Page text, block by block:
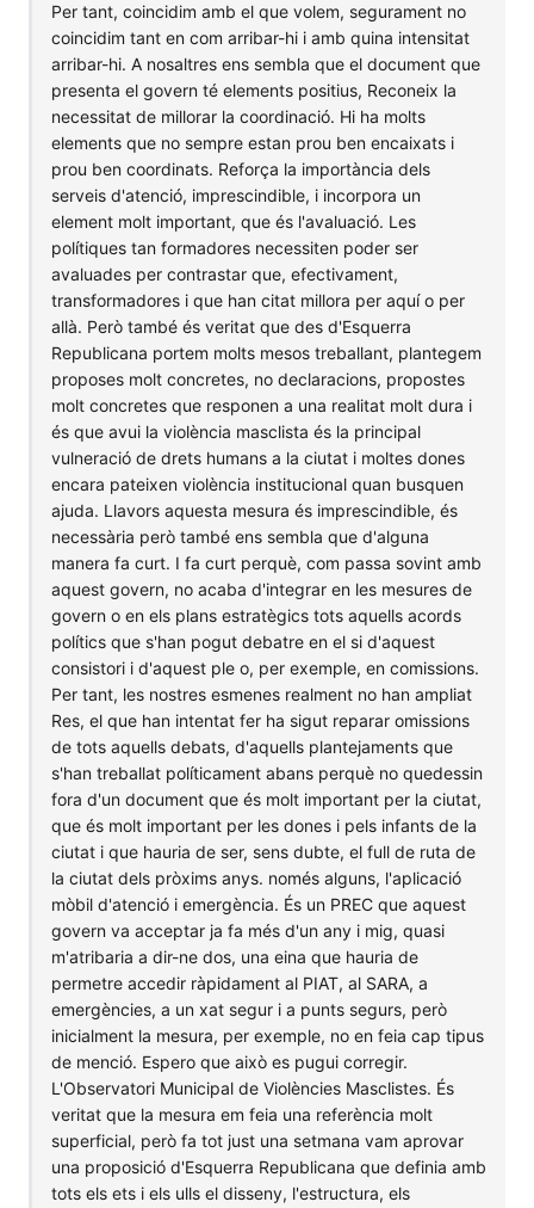
Per tant, coincidim amb el que volem, segurament no
coincidim tant en com arribar-hi i amb quina intensitat
arribar-hi. A nosaltres ens sembla que el document que
presenta el govern té elements positius, Reconeix la
necessitat de millorar la coordinació. Hi ha molts
elements que no sempre estan prou ben encaixats i
prou ben coordinats. Reforça la importància dels
serveis d'atenció, imprescindible, i incorpora un
element molt important, que és l'avaluació. Les
polítiques tan formadores necessiten poder ser
avaluades per contrastar que, efectivament,
transformadores i que han citat millora per aquí o per
allà. Però també és veritat que des d'Esquerra
Republicana portem molts mesos treballant, plantegem
proposes molt concretes, no declaracions, propostes
molt concretes que responen a una realitat molt dura i
és que avui la violència masclista és la principal
vulneració de drets humans a la ciutat i moltes dones
encara pateixen violència institucional quan busquen
ajuda. Llavors aquesta mesura és imprescindible, és
necessària però també ens sembla que d'alguna
manera fa curt. I fa curt perquè, com passa sovint amb
aquest govern, no acaba d'integrar en les mesures de
govern o en els plans estratègics tots aquells acords
polítics que s'han pogut debatre en el si d'aquest
consistori i d'aquest ple o, per exemple, en comissions.
Per tant, les nostres esmenes realment no han ampliat
Res, el que han intentat fer ha sigut reparar omissions
de tots aquells debats, d'aquells plantejaments que
s'han treballat políticament abans perquè no quedessin
fora d'un document que és molt important per la ciutat,
que és molt important per les dones i pels infants de la
ciutat i que hauria de ser, sens dubte, el full de ruta de
la ciutat dels pròxims anys. només alguns, l'aplicació
mòbil d'atenció i emergència. És un PREC que aquest
govern va acceptar ja fa més d'un any i mig, quasi
m'atribaria a dir-ne dos, una eina que hauria de
permetre accedir ràpidament al PIAT, al SARA, a
emergències, a un xat segur i a punts segurs, però
inicialment la mesura, per exemple, no en feia cap tipus
de menció. Espero que això es pugui corregir.
L'Observatori Municipal de Violències Masclistes. És
veritat que la mesura em feia una referència molt
superficial, però fa tot just una setmana vam aprovar
una proposició d'Esquerra Republicana que definia amb
tots els ets i els ulls el disseny, l'estructura, els